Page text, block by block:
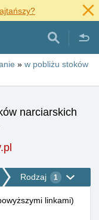
» w pobliżu stoków
narciarskich
Rodzaj 1
linkami)